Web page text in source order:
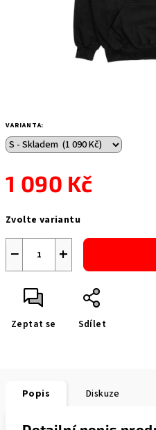
VARIANTA:
1 090 Kč
cena:
Zvolte variantu
+
−
Zeptat se Sdílet
Popis Diskuze